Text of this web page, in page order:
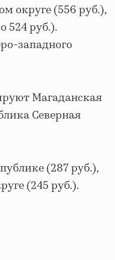
округе (556 руб.),
524 руб.).
западного
Магаданская
Северная
(287 руб.),
(245 руб.).